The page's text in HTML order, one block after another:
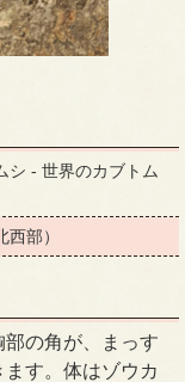
シ - 世界のカブトム
部）
の角が、まっす
す。体はゾウカ